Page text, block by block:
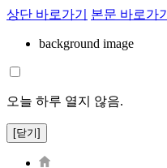
상단 바로가기 본문 바로가기
background image
오늘 하루 열지 않음.
[닫기]